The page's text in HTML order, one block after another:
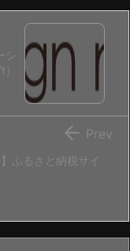
シ
ふるさと納税サイ
 Prev